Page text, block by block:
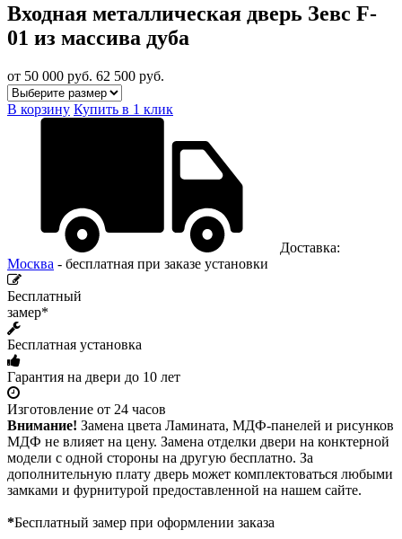
Входная металлическая дверь Зевс F-
01 из массива дуба
от 50 000 руб. 62 500 руб.
В корзину Купить в 1 клик
Доставка:
Москва - бесплатная при заказе установки
Бесплатный
замер*
Бесплатная установка
Гарантия на двери до 10 лет
Изготовление от 24 часов
Внимание! Замена цвета Ламината, МДФ-панелей и рисунков
МДФ не влияет на цену. Замена отделки двери на конктерной
модели с одной стороны на другую бесплатно. За
дополнительную плату дверь может комплектоваться любыми
замками и фурнитурой предоставленной на нашем сайте.
*Бесплатный замер при оформлении заказа